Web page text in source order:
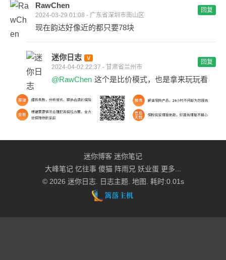
RawChen
2024-03-29 01:08 - 广东省深圳市南山区
回复
现在韵达好像近的都只要78块
迷你日志
2024-04-02 22:37 - 甘肃省兰州市
回复
@RawChen 这个是比价模式，也是拿来玩玩看
迷你博客 迷你笔记
大峰笔记 忆往事 傻猫 阵雨兄 妖业蛋 更多...
© 2026 迷你日志. 日志主题. 地图 . 耗时:0.01s